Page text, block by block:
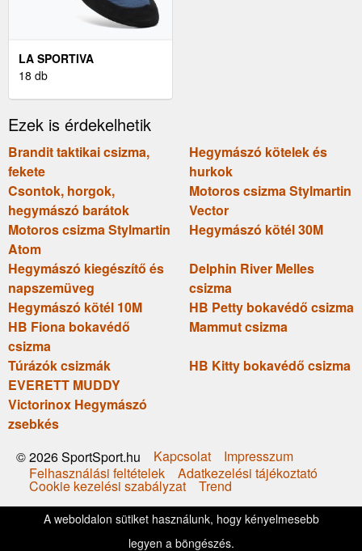
LA SPORTIVA
HEGYMÁSZÓ CIPŐ
18 db
Ezek is érdekelhetik
Brandit taktikai csizma,
fekete
Hegymászó kötelek és
hurkok
Csontok, horgok,
hegymászó barátok
Motoros csizma Stylmartin
Vector
Motoros csizma Stylmartin
Atom
Hegymászó kötél 30M
Hegymászó kiegészítő és
napszemüveg
Delphin River Melles
csizma
Hegymászó kötél 10M
HB Petty bokavédő csizma
HB Fiona bokavédő
csizma
Mammut csizma
Túrázók csizmák
EVERETT MUDDY
HB Kitty bokavédő csizma
Victorinox Hegymászó
zsebkés
© 2026 SportSport.hu
Kapcsolat
Impresszum
Felhasználási feltételek
Adatkezelési tájékoztató
Cookie kezelési szabályzat Trend
A weboldalon sütiket használunk, hogy kényelmesebb
legyen a böngészés.